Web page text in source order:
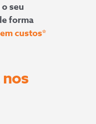
seu
forma
custos*